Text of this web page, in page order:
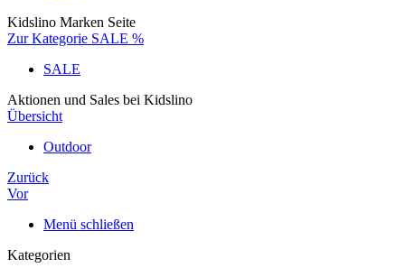
Kidslino Marken Seite
Zur Kategorie SALE %
SALE
Aktionen und Sales bei Kidslino
Übersicht
Outdoor
Zurück
Vor
Menü schließen
Kategorien